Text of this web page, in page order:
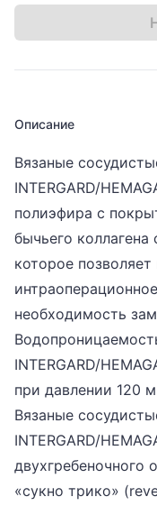
Описание
Вязаные
INTERGARD/
полиэфира с
бычьего
которое
необходимость
INTERGARD/
при давлении 120
Вязаные
INTERGARD/
двухгребеночного
«сукно трико»